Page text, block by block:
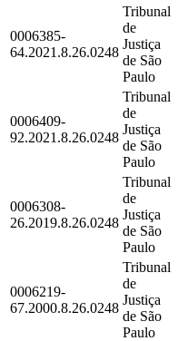
0006385-
64.2021.8.26.0248
Tribunal
de
Justiça
de São
Paulo
0006409-
92.2021.8.26.0248
Tribunal
de
Justiça
de São
Paulo
0006308-
26.2019.8.26.0248
Tribunal
de
Justiça
de São
Paulo
0006219-
67.2000.8.26.0248
Tribunal
de
Justiça
de São
Paulo